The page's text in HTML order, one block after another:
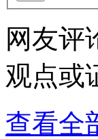
网友评
观点或
查看全